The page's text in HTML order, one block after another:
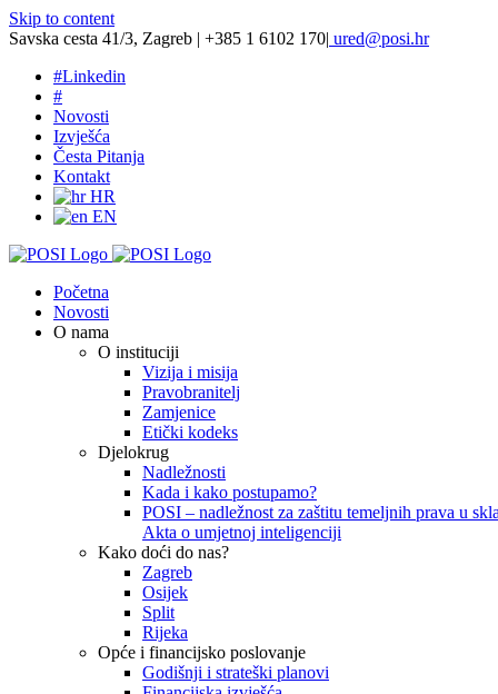
Skip to content
Savska cesta 41/3, Zagreb | +385 1 6102 170| ured@posi.hr
#Linkedin
#
Novosti
Izvješća
Česta Pitanja
Kontakt
HR
EN
Početna
Novosti
O nama
O instituciji
Vizija i misija
Pravobranitelj
Zamjenice
Etički kodeks
Djelokrug
Nadležnosti
Kada i kako postupamo?
POSI – nadležnost za zaštitu temeljnih prava u
Akta o umjetnoj inteligenciji
Kako doći do nas?
Zagreb
Osijek
Split
Rijeka
Opće i financijsko poslovanje
Godišnji i strateški planovi